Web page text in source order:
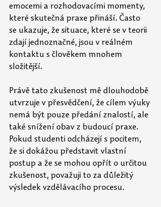
emocemi a rozhodovacími momenty,
které skutečná praxe přináší. Často
se ukazuje, že situace, které se v teorii
zdají jednoznačné, jsou v reálném
kontaktu s člověkem mnohem
složitější.
Právě tato zkušenost mě dlouhodobě
utvrzuje v přesvědčení, že cílem výuky
nemá být pouze předání znalostí, ale
také snížení obav z budoucí praxe.
Pokud studenti odcházejí s pocitem,
že si dokážou představit vlastní
postup a že se mohou opřít o určitou
zkušenost, považuji to za důležitý
výsledek vzdělávacího procesu.